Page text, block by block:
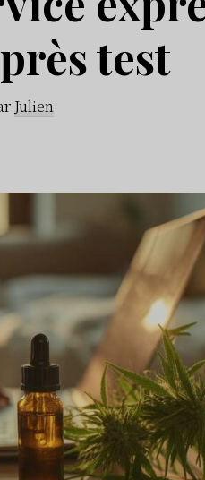
test
Julien